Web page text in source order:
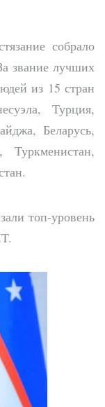
собрало
звание лучших
из 15 стран
Турция,
Беларусь,
Туркменистан,
топ-уровень